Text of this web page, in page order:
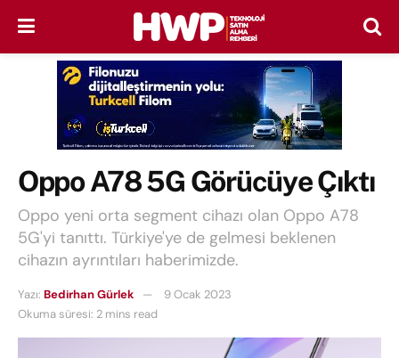
Oppo A78 5G Görücüye Çıktı
Oppo yeni orta segment cihazı olan Oppo A78
5G'yi tanıttı. Türkiye'ye de gelmesi beklenen
cihazın ayrıntıları haberimizde.
Yazı: Bedirhan Gürlek
9 Ocak 2023
Okuma süresi: 2 mins read